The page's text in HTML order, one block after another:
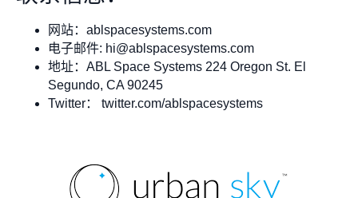
网站：ablspacesystems.com
电子邮件: hi@ablspacesystems.com
地址：ABL Space Systems 224 Oregon St. El
Segundo, CA 90245
Twitter： twitter.com/ablspacesystems